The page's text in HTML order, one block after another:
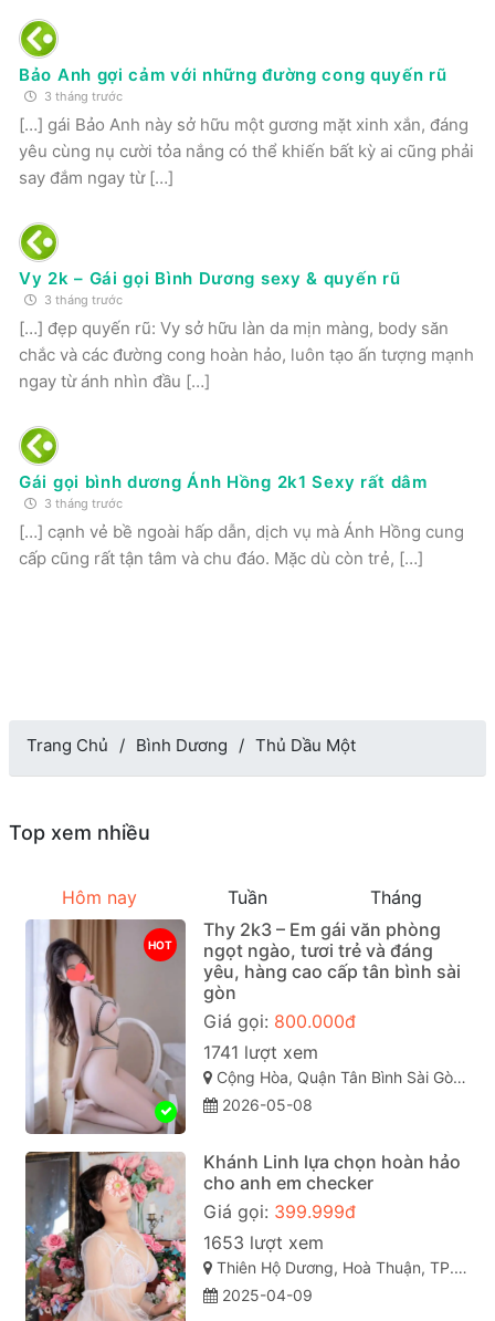
Bảo Anh gợi cảm với những đường cong quyến rũ
3 tháng trước
[…] gái Bảo Anh này sở hữu một gương mặt xinh xắn, đáng
yêu cùng nụ cười tỏa nắng có thể khiến bất kỳ ai cũng phải
say đắm ngay từ […]
Vy 2k – Gái gọi Bình Dương sexy & quyến rũ
3 tháng trước
[…] đẹp quyến rũ: Vy sở hữu làn da mịn màng, body săn
chắc và các đường cong hoàn hảo, luôn tạo ấn tượng mạnh
ngay từ ánh nhìn đầu […]
Gái gọi bình dương Ánh Hồng 2k1 Sexy rất dâm
3 tháng trước
[…] cạnh vẻ bề ngoài hấp dẫn, dịch vụ mà Ánh Hồng cung
cấp cũng rất tận tâm và chu đáo. Mặc dù còn trẻ, […]
Trang Chủ Bình Dương Thủ Dầu Một
Top xem nhiều
Hôm nay Tuần Tháng
HOT
Thy 2k3 – Em gái văn phòng
ngọt ngào, tươi trẻ và đáng
yêu, hàng cao cấp tân bình sài
gòn
Giá gọi: 800.000đ
1741 lượt xem
Cộng Hòa, Quận Tân Bình Sài Gòn ( TP. Hồ Chí Minh )
2026-05-08
Khánh Linh lựa chọn hoàn hảo
cho anh em checker
Giá gọi: 399.999đ
1653 lượt xem
Thiên Hộ Dương, Hoà Thuận, TP. Cao Lãnh, Đồng Tháp
2025-04-09